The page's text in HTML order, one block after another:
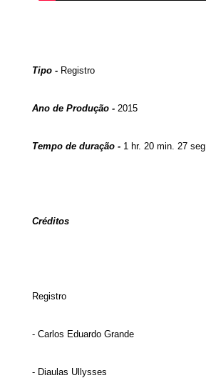
Tipo - Registro
Ano de Produção - 2015
Tempo de duração - 1 hr. 20 min. 27 seg.
Créditos
Registro
- Carlos Eduardo Grande
- Diaulas Ullysses